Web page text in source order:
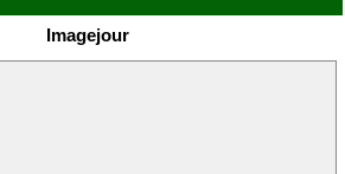
Imagejour